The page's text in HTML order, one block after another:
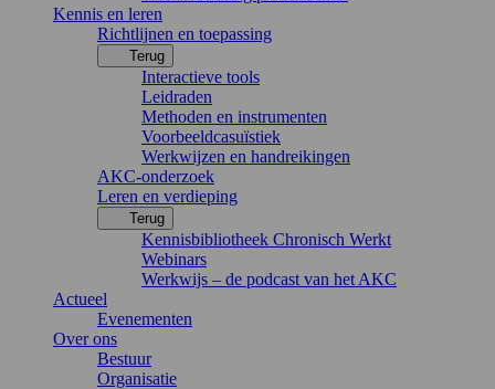
Kennis en leren
Richtlijnen en toepassing
Terug
Interactieve tools
Leidraden
Methoden en instrumenten
Voorbeeldcasuïstiek
Werkwijzen en handreikingen
AKC-onderzoek
Leren en verdieping
Terug
Kennisbibliotheek Chronisch Werkt
Webinars
Werkwijs – de podcast van het AKC
Actueel
Evenementen
Over ons
Bestuur
Organisatie